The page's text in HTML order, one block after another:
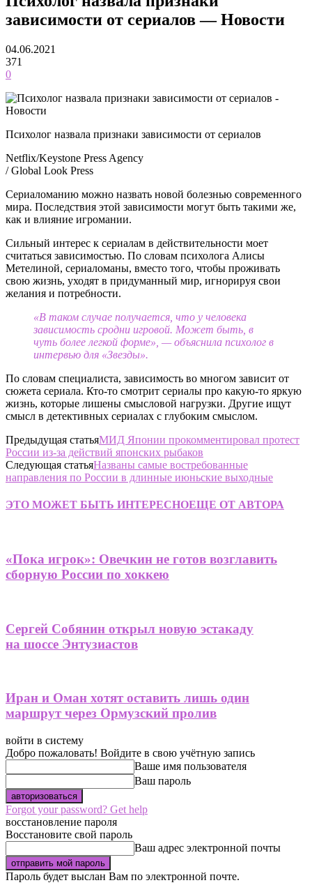
зависимости от сериалов — Новости
04.06.2021
371
0
Психолог назвала признаки зависимости от сериалов
Netflix/Keystone Press Agency
/ Global Look Press
Сериаломанию можно назвать новой болезнью современного
мира. Последствия этой зависимости могут быть такими же,
как и влияние игромании.
Сильный интерес к сериалам в действительности моет
считаться зависимостью. По словам психолога Алисы
Метелиной, сериаломаны, вместо того, чтобы проживать
свою жизнь, уходят в придуманный мир, игнорируя свои
желания и потребности.
«В таком случае получается, что у человека
зависимость сродни игровой. Может быть, в
чуть более легкой форме», — объяснила психолог в
интервью для «Звезды».
По словам специалиста, зависимость во многом зависит от
сюжета сериала. Кто-то смотрит сериалы про какую-то яркую
жизнь, которые лишены смысловой нагрузки. Другие ищут
смысл в детективных сериалах с глубоким смыслом.
Предыдущая статьяМИД Японии прокомментировал протест
России из-за действий японских рыбаков
Следующая статьяНазваны самые востребованные
направления по России в длинные июньские выходные
ЭТО МОЖЕТ БЫТЬ ИНТЕРЕСНОЕЩЕ ОТ АВТОРА
«Пока игрок»: Овечкин не готов возглавить
сборную России по хоккею
Сергей Собянин открыл новую эстакаду
на шоссе Энтузиастов
Иран и Оман хотят оставить лишь один
маршрут через Ормузский пролив
войти в систему
Добро пожаловать! Войдите в свою учётную запись
Ваше имя пользователя
Ваш пароль
Forgot your password? Get help
восстановление пароля
Восстановите свой пароль
Ваш адрес электронной почты
Пароль будет выслан Вам по электронной почте.